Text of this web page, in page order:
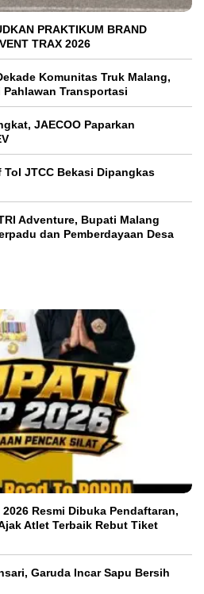
PRAKTIKUM BRAND
TRAX 2026
Komunitas Truk Malang,
Transportasi
JAECOO Paparkan
Tol JTCC Bekasi Dipangkas
Adventure, Bupati Malang
dan Pemberdayaan Desa
Resmi Dibuka Pendaftaran,
Atlet Terbaik Rebut Tiket
Garuda Incar Sapu Bersih